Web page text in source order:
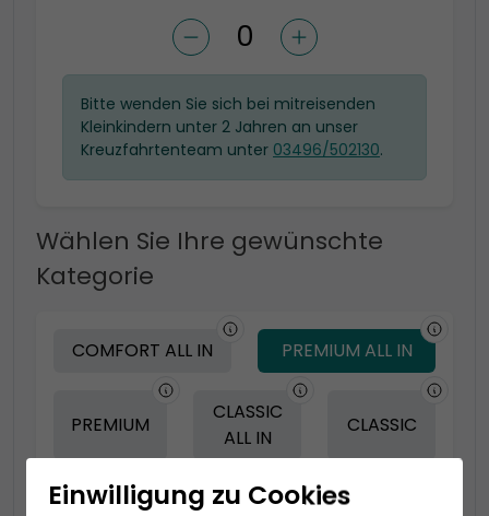
Bitte wenden Sie sich bei mitreisenden
Kleinkindern unter 2 Jahren an unser
Kreuzfahrtenteam unter 03496/502130.
Wählen Sie Ihre gewünschte
Kategorie
COMFORT ALL IN PREMIUM ALL IN
PREMIUM
CLASSIC
ALL IN
CLASSIC
Einwilligung zu Cookies